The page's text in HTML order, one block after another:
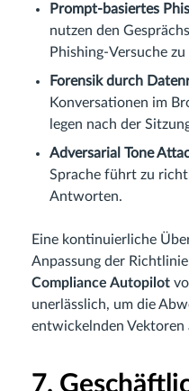
Prompt-basiertes
nutzen den
Phishing-Versuche
Forensik durch
Konversationen im
legen nach der
Adversarial Tone
Sprache führt zu
Antworten.
Eine kontinuierliche
Anpassung der
Compliance Autopilot
unerlässlich, um die
entwickelnden Vektoren
7.